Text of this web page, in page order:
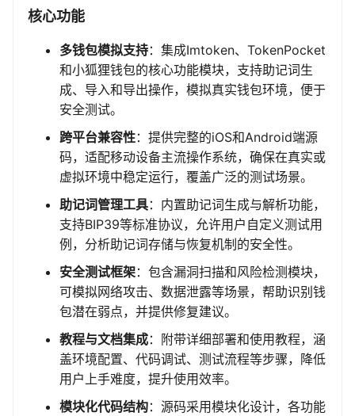
核心功能
多钱包模拟支持：集成Imtoken、TokenPocket
和小狐狸钱包的核心功能模块，支持助记词生
成、导入和导出操作，模拟真实钱包环境，便于
安全测试。
跨平台兼容性：提供完整的iOS和Android端源
码，适配移动设备主流操作系统，确保在真实或
虚拟环境中稳定运行，覆盖广泛的测试场景。
助记词管理工具：内置助记词生成与解析功能，
支持BIP39等标准协议，允许用户自定义测试用
例，分析助记词存储与恢复机制的安全性。
安全测试框架：包含漏洞扫描和风险检测模块，
可模拟网络攻击、数据泄露等场景，帮助识别钱
包潜在弱点，并提供修复建议。
教程与文档集成：附带详细部署和使用教程，涵
盖环境配置、代码调试、测试流程等步骤，降低
用户上手难度，提升使用效率。
模块化代码结构：源码采用模块化设计，各功能